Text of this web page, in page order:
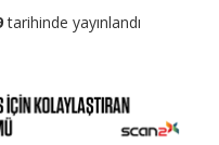
tarihinde yayınlandı